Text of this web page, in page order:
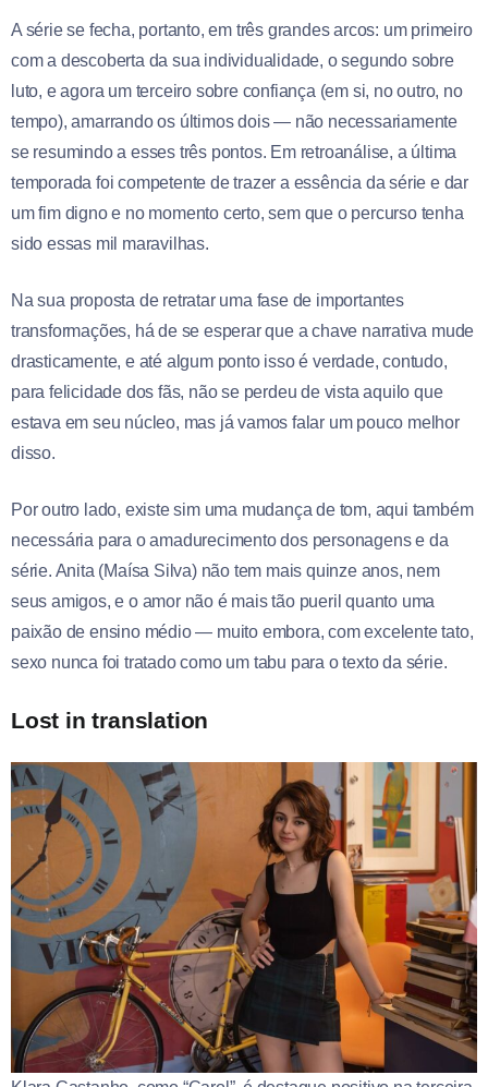
A série se fecha, portanto, em três grandes arcos: um primeiro
com a descoberta da sua individualidade, o segundo sobre
luto, e agora um terceiro sobre confiança (em si, no outro, no
tempo), amarrando os últimos dois — não necessariamente
se resumindo a esses três pontos. Em retroanálise, a última
temporada foi competente de trazer a essência da série e dar
um fim digno e no momento certo, sem que o percurso tenha
sido essas mil maravilhas.
Na sua proposta de retratar uma fase de importantes
transformações, há de se esperar que a chave narrativa mude
drasticamente, e até algum ponto isso é verdade, contudo,
para felicidade dos fãs, não se perdeu de vista aquilo que
estava em seu núcleo, mas já vamos falar um pouco melhor
disso.
Por outro lado, existe sim uma mudança de tom, aqui também
necessária para o amadurecimento dos personagens e da
série. Anita (Maísa Silva) não tem mais quinze anos, nem
seus amigos, e o amor não é mais tão pueril quanto uma
paixão de ensino médio — muito embora, com excelente tato,
sexo nunca foi tratado como um tabu para o texto da série.
Lost in translation